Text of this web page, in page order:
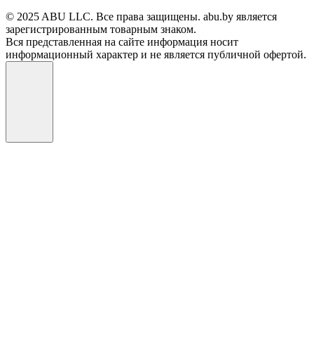
© 2025 ABU LLC. Все права защищены. abu.by является
зарегистрированным товарным знаком.
Вся представленная на сайте информация носит
информационный характер и не является публичной офертой.